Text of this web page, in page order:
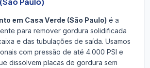
em Casa Verde (São Paulo) é a
para remover gordura solidificada
e das tubulações de saída. Usamos
com pressão de até 4.000 PSI e
dissolvem placas de gordura sem